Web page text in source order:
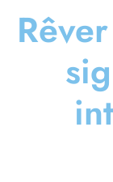
Rêver